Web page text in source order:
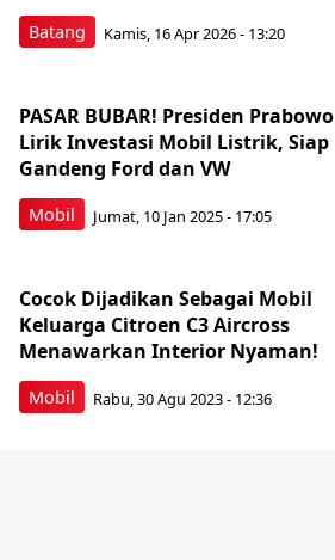
Batang Kamis, 16 Apr 2026 - 13:20
Mobil
PASAR BUBAR! Presiden Prabowo
Lirik Investasi Mobil Listrik, Siap
Gandeng Ford dan VW
Jumat, 10 Jan 2025 - 17:05
Mobil
Cocok Dijadikan Sebagai Mobil
Keluarga Citroen C3 Aircross
Menawarkan Interior Nyaman!
Rabu, 30 Agu 2023 - 12:36